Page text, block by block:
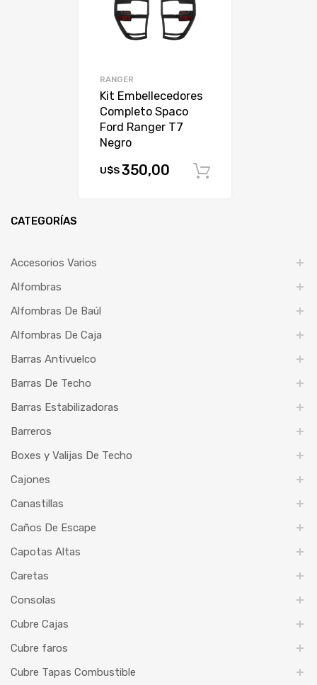
RANGER
Kit Embellecedores
Completo Spaco
Ford Ranger T7
Negro
U$S350,00
CATEGORÍAS
Accesorios Varios
Alfombras
Alfombras De Baúl
Alfombras De Caja
Barras Antivuelco
Barras De Techo
Barras Estabilizadoras
Barreros
Boxes y Valijas De Techo
Cajones
Canastillas
Caños De Escape
Capotas Altas
Caretas
Consolas
Cubre Cajas
Cubre faros
Cubre Tapas Combustible